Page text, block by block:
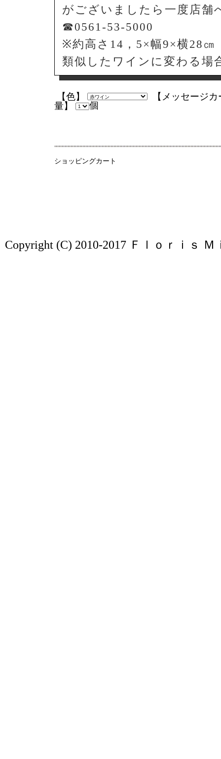
がございましたら一度店舗
☎0561-53-5000
※約高さ14，5×幅9×横28㎝
類似したワインに変わる場
【色】
【メッセージ
量】
個
ショッピングカート
Copyright (C) 2010-2017 Ｆｌｏｒｉｓ